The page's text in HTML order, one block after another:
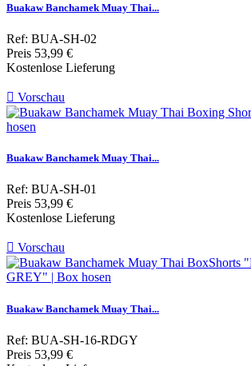
Buakaw Banchamek Muay Thai...
Ref: BUA-SH-02
Preis 53,99 €
Kostenlose Lieferung
 Vorschau
Buakaw Banchamek Muay Thai...
Ref: BUA-SH-01
Preis 53,99 €
Kostenlose Lieferung
 Vorschau
Buakaw Banchamek Muay Thai...
Ref: BUA-SH-16-RDGY
Preis 53,99 €